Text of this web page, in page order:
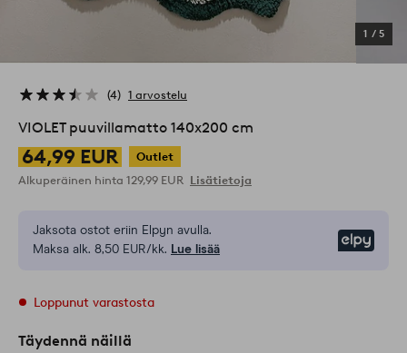
1 / 5
4 1 arvostelu
VIOLET puuvillamatto 140x200 cm
64,99 EUR
Outlet
Alkuperäinen hinta 129,99 EUR Lisätietoja
Jaksota ostot eriin Elpyn avulla.
Maksa alk. 8,50 EUR/kk. Lue lisää
Loppunut varastosta
Täydennä näillä